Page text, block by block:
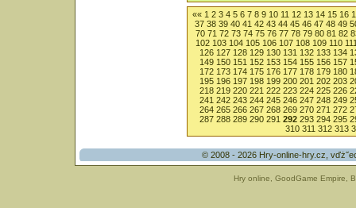
«« 1 2 3 4 5 6 7 8 9 10 11 12 13 14 15 16
37 38 39 40 41 42 43 44 45 46 47 48 49
70 71 72 73 74 75 76 77 78 79 80 81 82
102 103 104 105 106 107 108 109 110
126 127 128 129 130 131 132 133 134
149 150 151 152 153 154 155 156 157
172 173 174 175 176 177 178 179 180
195 196 197 198 199 200 201 202 203
218 219 220 221 222 223 224 225 226
241 242 243 244 245 246 247 248 249
264 265 266 267 268 269 270 271 272
287 288 289 290 291 292 293 294 295
310 311 312 313
© 2008 - 2026 Hry-online-hry.cz ,
Hry online GoodGame Empire